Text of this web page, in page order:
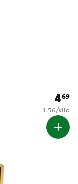
Prijs:
469
€ 1,56 per
1,56/kilo